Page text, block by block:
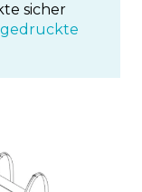
sicher